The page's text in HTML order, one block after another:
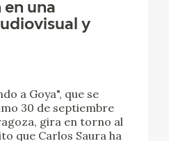
en una
y
a Goya", que se
30 de septiembre
gira en torno al
que Carlos Saura ha